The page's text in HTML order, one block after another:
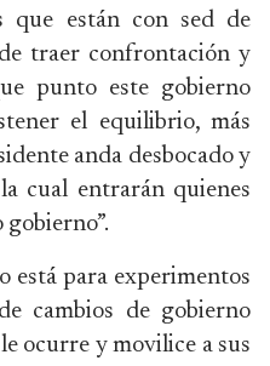
que están con sed de
traer confrontación y
punto este gobierno
el equilibrio, más
anda desbocado y
cual entrarán quienes
está para experimentos
cambios de gobierno
ocurre y movilice a sus